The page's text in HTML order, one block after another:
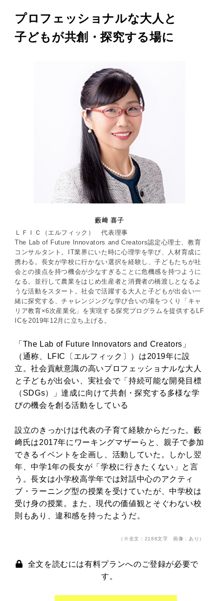
プロフェッショナルな大人と
子どもが共創・探究する場に
藪﨑 喜子
ＬＦＩＣ（エルフィック） 代表理事
The Lab of Future Innovators and Creators認定心理士、教育
コンサルタント。IT業界にいた時に心理学を学び、人材育成に
携わる。長女が学校に行かない選択を経験し、子どもたちが社
会との接点を持つ機会が少なすぎることに危機感を持つように
なる。並行して農業をはじめ生産者と消費者の橋渡しとなるよ
うな活動をスタート。社会で活躍する大人と子どもが出会い一
緒に探究する、チャレンジングな学び合いの場をつくり「キャ
リア教育×6次産業化」を実現する探究プログラムを提供するLF
ICを2019年12月に立ち上げる。
「The Lab of Future Innovators and Creators」
（通称、LFIC〔エルフィック〕）は2019年に設
立。社会貢献意識の高いプロフェッショナルな大人
と子どもが出会い、実社会で「持続可能な開発目標
（SDGs）」達成に向けて共創・探究する多様な学
びの機会を創る活動をしている
設立のきっかけは代表の子育て経験からだった。藪
﨑氏は2017年にワーキングマザーらと、親子で参加
できるイベントを企画し、活動していた。しかし翌
年、中学1年の長女が「学校に行きたくない」と言
う。長女は小学校高学年では対話中心のアクティ
ブ・ラーニング型の授業を受けていたが、中学校は
受け身の授業。また、現代の価値観とそぐわない校
則もあり、違和感を持ったようだ。
（※全文：2188文字 画像：あり）
全文を読むには有料プランへのご登録が必要で
す。